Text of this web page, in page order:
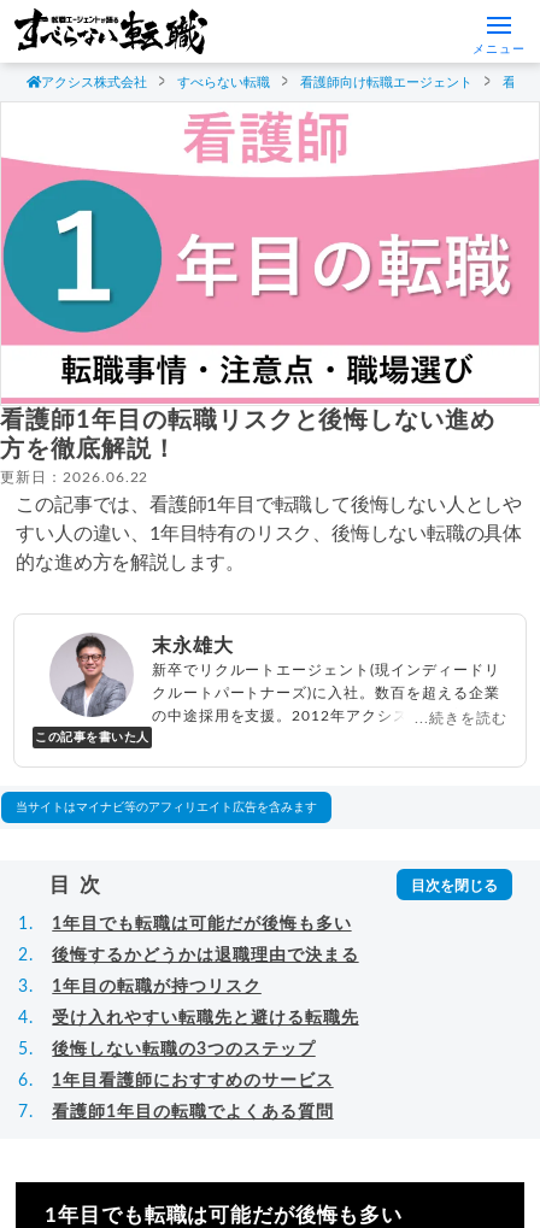
メニュー
アクシス株式会社 すべらない転職 看護師向け転職エージェント 看護
看護師1年目の転職リスクと後悔しない進め
方を徹底解説！
更新日：2026.06.22
この記事では、看護師1年目で転職して後悔しない人としや
すい人の違い、1年目特有のリスク、後悔しない転職の具体
的な進め方を解説します。
この記事を書いた人
末永雄大
新卒でリクルートエージェント(現インディードリ
クルートパートナーズ)に入社。数百を超える企業
の中途採用を支援。2012年アクシス(株)設立、代
べらない転職エージェント
...続きを読む
当サイトはマイナビ等のアフィリエイト広告を含みます
目次
1年目でも転職は可能だが後悔も多い
後悔するかどうかは退職理由で決まる
1年目の転職が持つリスク
受け入れやすい転職先と避ける転職先
後悔しない転職の3つのステップ
1年目看護師におすすめのサービス
看護師1年目の転職でよくある質問
1年目でも転職は可能だが後悔も多い